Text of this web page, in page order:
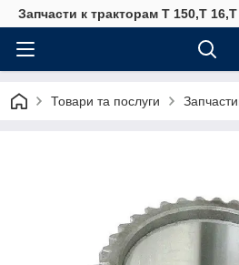
Запчасти к тракторам Т 150,Т
Товари та послуги